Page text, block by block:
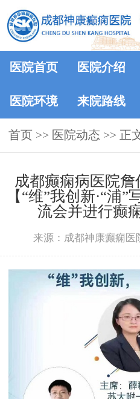
医院首页 医院介绍
医院环境 来院路线
首页 >> 医院动态 >> 正
成都癫痫病医院
【“维”我创新·“浦
流会并进行癫
来源：成都神康癫痫医